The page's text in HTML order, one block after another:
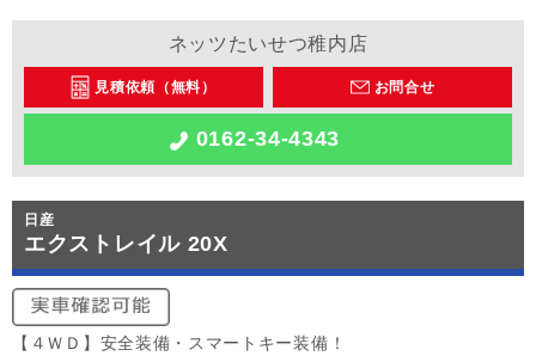
ネッツたいせつ稚内店
見積依頼（無料） お問合せ
0162-34-4343
日産
エクストレイル 20X
【４ＷＤ】安全装備・スマートキー装備！